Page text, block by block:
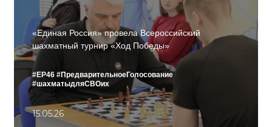
«Единая Россия» провела Всероссийский
шахматный турнир «Ход Победы»
#ЕР46 #ПредварительноеГолосование
#шахматыдляСВОих
15.05.26